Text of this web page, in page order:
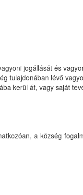
jogállását és
tulajdonában lévő
kerül át, vagy saját
a község